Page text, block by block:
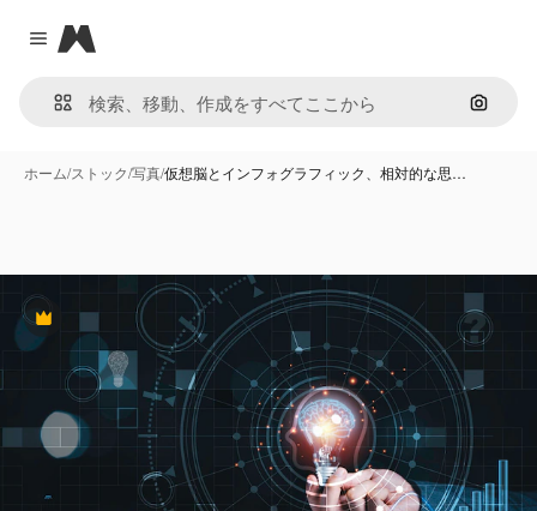
Close menu
Magnific
画像で
ホーム/ストック/写真/仮想脳とインフォグラフィック、相対的な思…
Premium